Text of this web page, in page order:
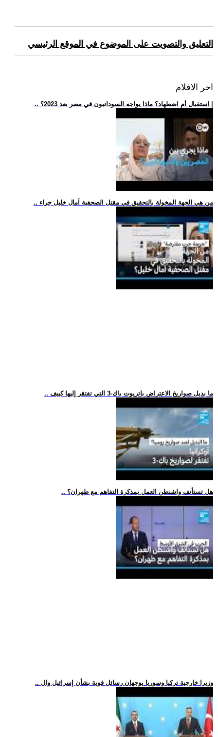
التعليق والتصويت على الموضوع في الموقع الرئيسي
اخر الافلام
.. من هي الجهة المخولة بالتحقيق في مقتل الصحفية آمال خليل جراء
.. ما بديل صواريخ الاعتراض باتريوت باك-3 التي تفتقر إليها كييف
.. هل تستأنف واشنطن العمل بمذكرة التفاهم مع طهران؟
.. وزيرا خارجية تركيا وسوريا يوجهان رسائل قوية بشأن إسرائيل وال